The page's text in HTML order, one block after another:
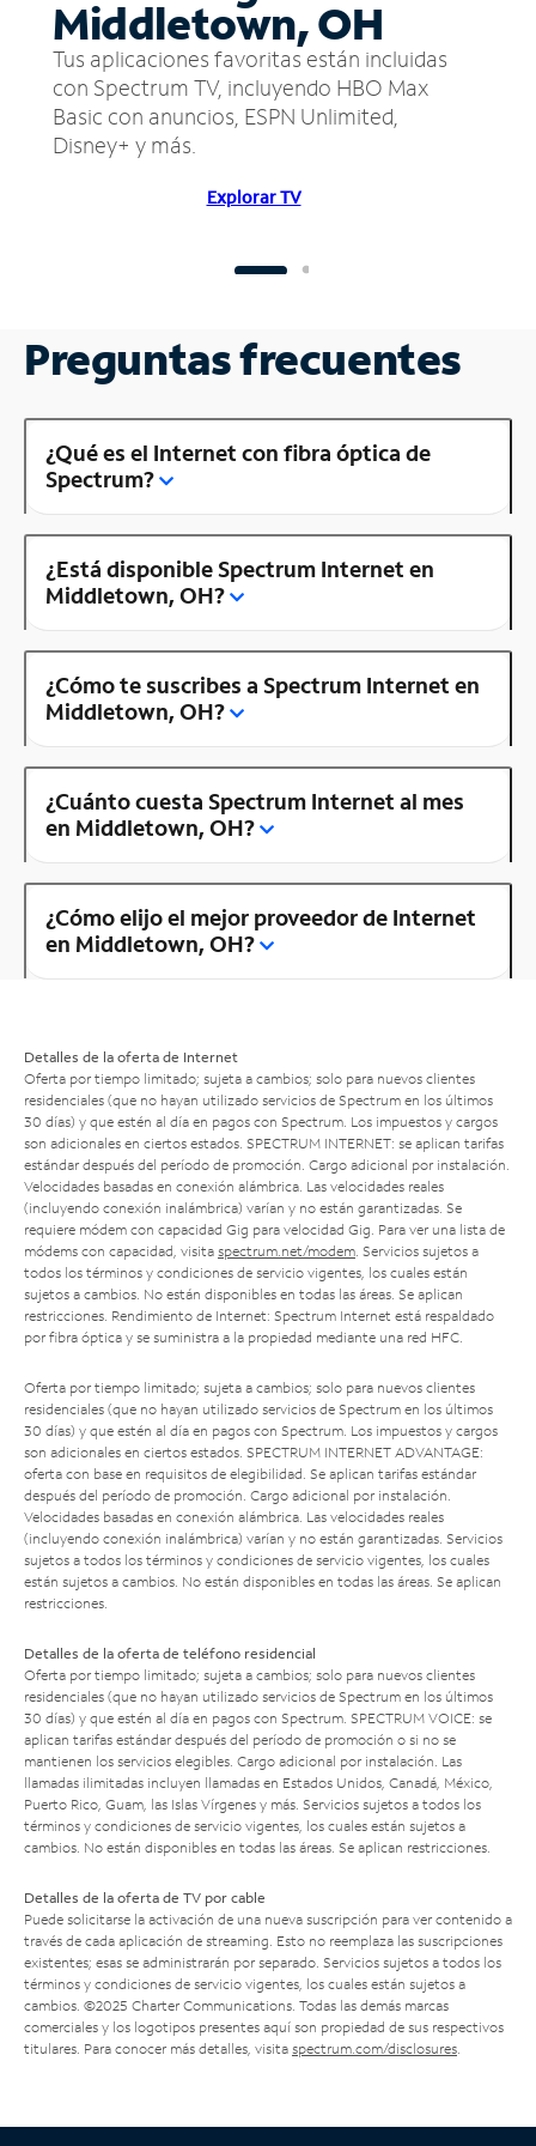
Middletown, OH
Tus aplicaciones favoritas están incluidas
con Spectrum TV, incluyendo HBO Max
Basic con anuncios, ESPN Unlimited,
Disney+ y más.
Explorar TV
Preguntas frecuentes
¿Qué es el Internet con fibra óptica de
Spectrum?
¿Está disponible Spectrum Internet en
Middletown, OH?
¿Cómo te suscribes a Spectrum Internet en
Middletown, OH?
¿Cuánto cuesta Spectrum Internet al mes
en Middletown, OH?
¿Cómo elijo el mejor proveedor de Internet
en Middletown, OH?
Detalles de la oferta de Internet
Oferta por tiempo limitado; sujeta a cambios; solo para nuevos clientes
residenciales (que no hayan utilizado servicios de Spectrum en los últimos
30 días) y que estén al día en pagos con Spectrum. Los impuestos y cargos
son adicionales en ciertos estados. SPECTRUM INTERNET: se aplican tarifas
estándar después del período de promoción. Cargo adicional por instalación.
Velocidades basadas en conexión alámbrica. Las velocidades reales
(incluyendo conexión inalámbrica) varían y no están garantizadas. Se
requiere módem con capacidad Gig para velocidad Gig. Para ver una lista de
módems con capacidad, visita spectrum.net/modem . Servicios sujetos a
todos los términos y condiciones de servicio vigentes, los cuales están
sujetos a cambios. No están disponibles en todas las áreas. Se aplican
restricciones. Rendimiento de Internet: Spectrum Internet está respaldado
por fibra óptica y se suministra a la propiedad mediante una red HFC.
Oferta por tiempo limitado; sujeta a cambios; solo para nuevos clientes
residenciales (que no hayan utilizado servicios de Spectrum en los últimos
30 días) y que estén al día en pagos con Spectrum. Los impuestos y cargos
son adicionales en ciertos estados. SPECTRUM INTERNET ADVANTAGE:
oferta con base en requisitos de elegibilidad. Se aplican tarifas estándar
después del período de promoción. Cargo adicional por instalación.
Velocidades basadas en conexión alámbrica. Las velocidades reales
(incluyendo conexión inalámbrica) varían y no están garantizadas. Servicios
sujetos a todos los términos y condiciones de servicio vigentes, los cuales
están sujetos a cambios. No están disponibles en todas las áreas. Se aplican
restricciones.
Detalles de la oferta de teléfono residencial
Oferta por tiempo limitado; sujeta a cambios; solo para nuevos clientes
residenciales (que no hayan utilizado servicios de Spectrum en los últimos
30 días) y que estén al día en pagos con Spectrum. SPECTRUM VOICE: se
aplican tarifas estándar después del período de promoción o si no se
mantienen los servicios elegibles. Cargo adicional por instalación. Las
llamadas ilimitadas incluyen llamadas en Estados Unidos, Canadá, México,
Puerto Rico, Guam, las Islas Vírgenes y más. Servicios sujetos a todos los
términos y condiciones de servicio vigentes, los cuales están sujetos a
cambios. No están disponibles en todas las áreas. Se aplican restricciones.
Detalles de la oferta de TV por cable
Puede solicitarse la activación de una nueva suscripción para ver contenido a
través de cada aplicación de streaming. Esto no reemplaza las suscripciones
existentes; esas se administrarán por separado. Servicios sujetos a todos los
términos y condiciones de servicio vigentes, los cuales están sujetos a
cambios. ©2025 Charter Communications. Todas las demás marcas
comerciales y los logotipos presentes aquí son propiedad de sus respectivos
titulares. Para conocer más detalles, visita spectrum.com/disclosures